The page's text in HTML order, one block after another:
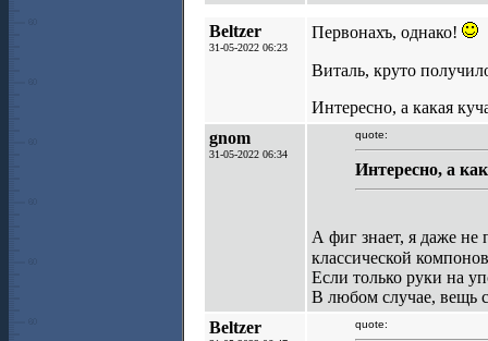
Beltzer
31-05-2022 06:23
Первонахъ, однако!
Виталь, круто
Интересно, а какая
gnom
31-05-2022 06:34
quote:
Интересно, а
А фиг знает, я даже не
классической
Если только руки на
В любом случае, вещь
Beltzer
quote: